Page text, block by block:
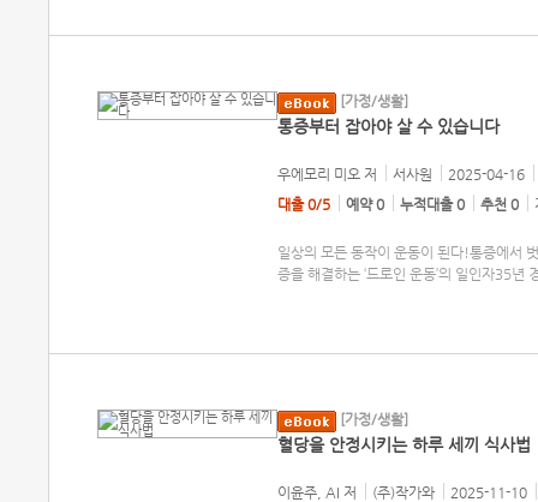
[가정/생활]
통증부터 잡아야 살 수 있습니다
우에모리 미오 저 서사원
2025-04-16
대출 0/5
예약 0 누적대출 0 추천 0
일상의 모든 동작이 운동이 된다!통증에서
증을 해결하는 ‘드로인 운동’의 일인자35년
[가정/생활]
혈당을 안정시키는 하루 세끼 식사법
이윤주, AI 저 (주)작가와
2025-11-10